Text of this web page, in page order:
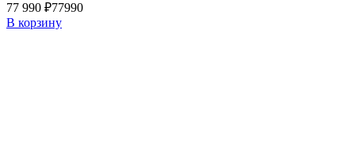
77 990 ₽77990
В корзину